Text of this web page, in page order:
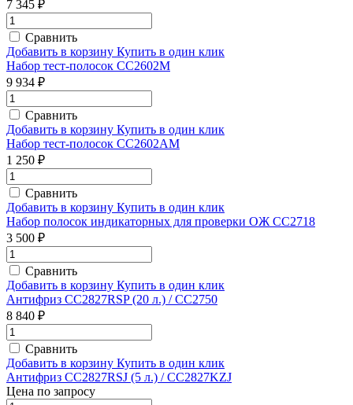
7 345 ₽
Сравнить
Добавить в корзину Купить в один клик
Набор тест-полосок CC2602M
9 934 ₽
Сравнить
Добавить в корзину Купить в один клик
Набор тест-полосок CC2602AM
1 250 ₽
Сравнить
Добавить в корзину Купить в один клик
Набор полосок индикаторных для проверки ОЖ CC2718
3 500 ₽
Сравнить
Добавить в корзину Купить в один клик
Антифриз CC2827RSP (20 л.) / CC2750
8 840 ₽
Сравнить
Добавить в корзину Купить в один клик
Антифриз CC2827RSJ (5 л.) / CC2827KZJ
Цена по запросу